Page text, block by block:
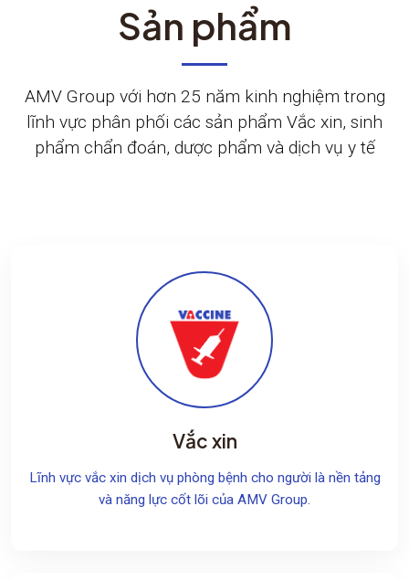
Sản phẩm
AMV Group với hơn 25 năm kinh nghiệm trong
lĩnh vực phân phối các sản phẩm Vắc xin, sinh
phẩm chẩn đoán, dược phẩm và dịch vụ y tế
Vắc xin
Lĩnh vực vắc xin dịch vụ phòng bệnh cho người là nền tảng
và năng lực cốt lõi của AMV Group.